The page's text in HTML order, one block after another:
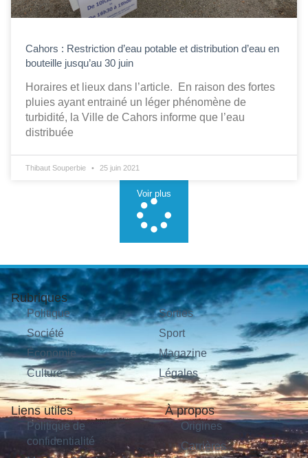
Cahors : Restriction d’eau potable et distribution d’eau en
bouteille jusqu’au 30 juin
Horaires et lieux dans l’article. En raison des fortes
pluies ayant entrainé un léger phénomène de
turbidité, la Ville de Cahors informe que l’eau
distribuée
Thibaut Souperbie 25 juin 2021
Voir plus
Rubriques
Politique
Société
Économie
Culture
Sorties
Sport
Magazine
Légales
Liens utiles
Politique de
confidentialité
À propos
Origines
Carrières